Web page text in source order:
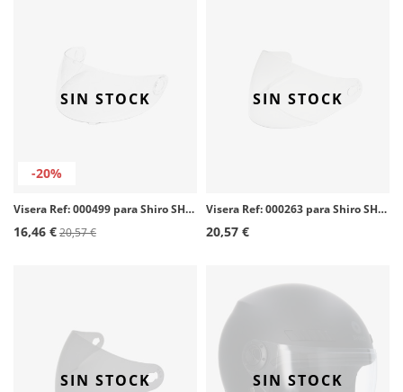
-20%
SIN STOCK
Visera Ref: 000499 para Shiro SH-821 (Elíptica) color Transparente
16,46 €20,57 €
SIN STOCK
Visera Ref: 000263 para Shiro SH-60 y 70 color Transparente
20,57 €
SIN STOCK SIN STOCK